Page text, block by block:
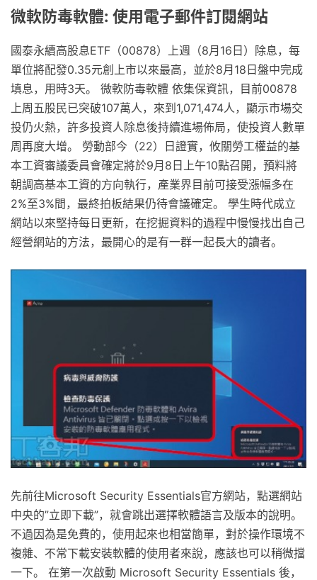
微軟防毒軟體: 使用電子郵件訂閱網站
國泰永續高股息ETF（00878）上週（8月16日）除息，每
單位將配發0.35元創上市以來最高，並於8月18日盤中完成
填息，用時3天。 微軟防毒軟體 依集保資訊，目前00878
上周五股民已突破107萬人，來到1,071,474人，顯示市場交
投仍火熱，許多投資人除息後持續進場佈局，使投資人數單
周再度大增。 勞動部今（22）日證實，攸關勞工權益的基
本工資審議委員會確定將於9月8日上午10點召開，預料將
朝調高基本工資的方向執行，產業界目前可接受漲幅多在
2%至3%間，最終拍板結果仍待會議確定。 學生時代成立
網站以來堅持每日更新，在挖掘資料的過程中慢慢找出自己
經營網站的方法，最開心的是有一群一起長大的讀者。
先前往Microsoft Security Essentials官方網站，點選網站
中央的”立即下載”，就會跳出選擇軟體語言及版本的說明。
不過因為是免費的，使用起來也相當簡單，對於操作環境不
複雜、不常下載安裝軟體的使用者來說，應該也可以稍微擋
一下。 在第一次啟動 Microsoft Security Essentials 後，